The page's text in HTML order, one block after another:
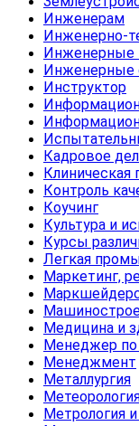
Инженерам
Инженерно-
Инженерные
Инженерные
Инструктор
Кадровое
Клиническая
Контроль
Коучинг
Культура и
Курсы
Легкая
Маркетинг,
Медицина и
Менеджер
Менеджмент
Металлургия
Метрология